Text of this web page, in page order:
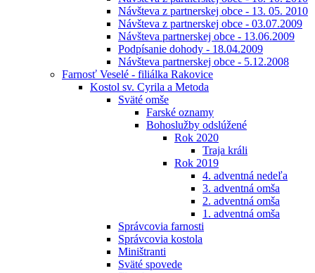
Návšteva z partnerskej obce - 13. 05. 2010
Návšteva z partnerskej obce - 03.07.2009
Návšteva partnerskej obce - 13.06.2009
Podpísanie dohody - 18.04.2009
Návšteva partnerskej obce - 5.12.2008
Farnosť Veselé - filiálka Rakovice
Kostol sv. Cyrila a Metoda
Sväté omše
Farské oznamy
Bohoslužby odslúžené
Rok 2020
Traja králi
Rok 2019
4. adventná nedeľa
3. adventná omša
2. adventná omša
1. adventná omša
Správcovia farnosti
Správcovia kostola
Miništranti
Sväté spovede